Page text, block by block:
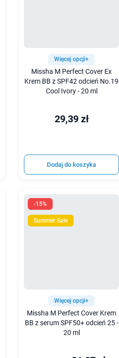
Więcej opcji+
Missha M Perfect Cover Ex
Krem BB z SPF42 odcień No.19
Cool Ivory - 20 ml
29,39 zł
Dodaj do koszyka
-15%
Summer Sale
Więcej opcji+
Missha M Perfect Cover Krem
BB z serum SPF50+ odcień 25 -
20 ml